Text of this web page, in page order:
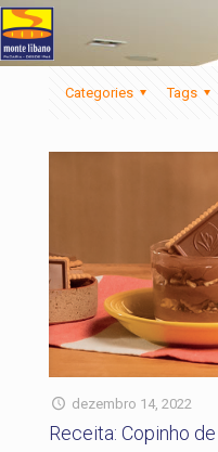
Categories Tags
dezembro 14, 2022
Receita: Copinho